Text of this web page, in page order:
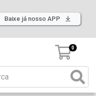
Baixe já nosso APP
0